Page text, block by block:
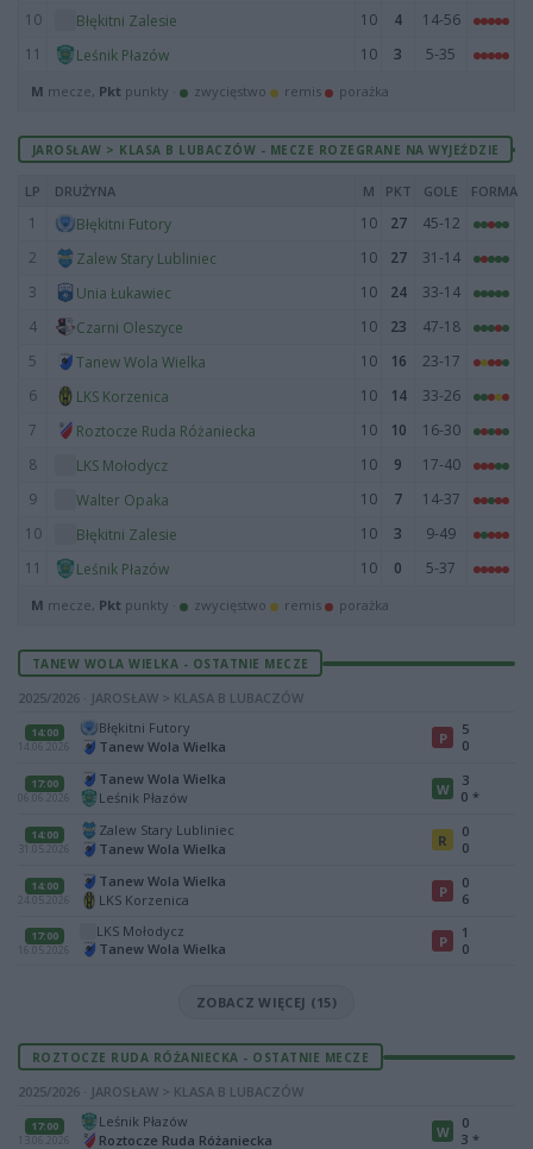
10 Błękitni Zalesie 10 4
14-56
11
Leśnik Płazów 10 3 5-35
M mecze, Pkt punkty · zwycięstwo remis porażka
JAROSŁAW > KLASA B LUBACZÓW - MECZE ROZEGRANE NA WYJEŹDZIE
LP DRUŻYNA M PKT GOLE FORMA
1 Błękitni Futory 10 27
45-12
2
Zalew Stary Lubliniec 10 27
31-14
3
Unia Łukawiec 10 24
33-14
4
Czarni Oleszyce 10 23
47-18
5
Tanew Wola Wielka 10 16
23-17
6
LKS Korzenica 10 14
33-26
7
Roztocze Ruda Różaniecka 10 10
16-30
8
LKS Mołodycz 10 9
17-40
9
Walter Opaka 10 7
14-37
10
Błękitni Zalesie 10 3
9-49
11
Leśnik Płazów 10 0 5-37
M mecze, Pkt punkty · zwycięstwo remis porażka
TANEW WOLA WIELKA - OSTATNIE MECZE
2025/2026 · JAROSŁAW > KLASA B LUBACZÓW
14:00
14.06.2026
Błękitni Futory
Tanew Wola Wielka
P
5
0
17:00
06.06.2026
Tanew Wola Wielka
Leśnik Płazów
W
3
0 *
14:00
31.05.2026
Zalew Stary Lubliniec
Tanew Wola Wielka
R
0
0
14:00
24.05.2026
Tanew Wola Wielka
LKS Korzenica
P
0
6
17:00
16.05.2026
LKS Mołodycz
Tanew Wola Wielka
P
1
0
ZOBACZ WIĘCEJ (15)
ROZTOCZE RUDA RÓŻANIECKA - OSTATNIE MECZE
2025/2026 · JAROSŁAW > KLASA B LUBACZÓW
17:00
13.06.2026
Leśnik Płazów
Roztocze Ruda Różaniecka
W
0
3 *